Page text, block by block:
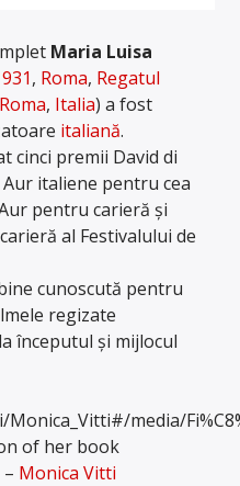
Maria Luisa
, Roma, Regatul
Roma, Italia) a fost
italiană.
cinci premii David di
italiene pentru cea
pentru carieră și
al Festivalului de
cunoscută pentru
regizate
la începutul și mijlocul
media/
of her book
– Monica Vitti